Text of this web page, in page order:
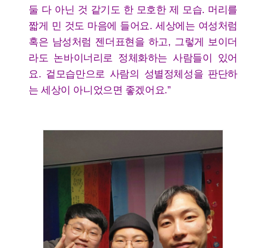
둘 다 아닌 것 같기도 한 모호한 제 모습. 머리를
짧게 민 것도 마음에 들어요. 세상에는 여성처럼
혹은 남성처럼 젠더표현을 하고, 그렇게 보이더
라도 논바이너리로 정체화하는 사람들이 있어
요. 겉모습만으로 사람의 성별정체성을 판단하
는 세상이 아니었으면 좋겠어요.”